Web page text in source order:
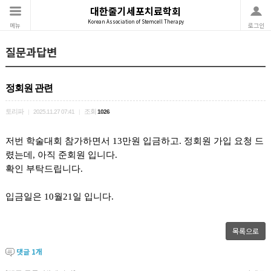
메뉴
대한줄기세포치료학회
Korean Association of Stemcell Therapy 로그인
질문과답변
정회원 관련
토리파 2025.11.27 07:41 조회 1026
저번 학술대회 참가하면서 13만원 입금하고. 정회원 가입 요청 드
렸는데, 아직 준회원 입니다.
확인 부탁드립니다.
입금일은 10월21일 입니다.
목록으로
댓글 1개